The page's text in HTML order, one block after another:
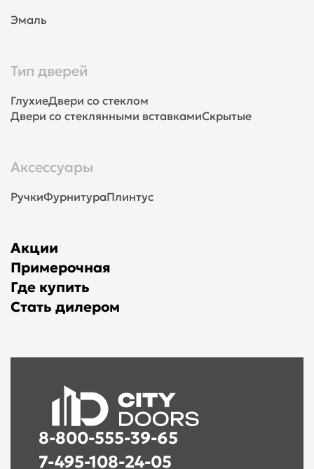
Эмаль
Тип дверей
ГлухиеДвери со стеклом
Двери со стеклянными вставкамиСкрытые
Аксессуары
РучкиФурнитураПлинтус
Акции
Примерочная
Где купить
Стать дилером
8-800-555-39-65
7-495-108-24-05